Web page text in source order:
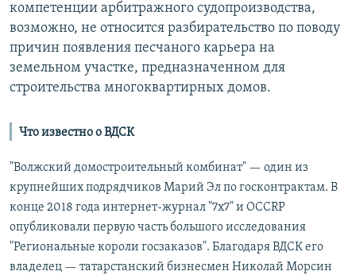
компетенции арбитражного судопроизводства,
возможно, не относится разбирательство по поводу
причин появления песчаного карьера на
земельном участке, предназначенном для
строительства многоквартирных домов.
Что известно о ВДСК
"Волжский домостроительный комбинат" — один из
крупнейших подрядчиков Марий Эл по госконтрактам. В
конце 2018 года интернет-журнал "7х7" и OCCRP
опубликовали первую часть большого исследования
"Региональные короли госзаказов". Благодаря ВДСК его
владелец — татарстанский бизнесмен Николай Морсин